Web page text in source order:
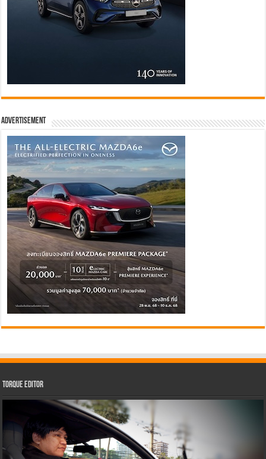
Advertisement
Torque Editor